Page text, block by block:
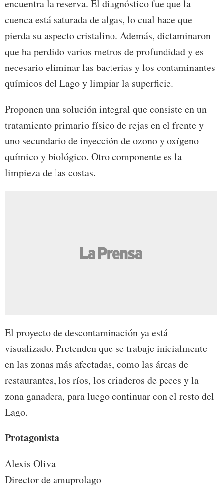
encuentra la reserva. El diagnóstico fue que la
cuenca está saturada de algas, lo cual hace que
pierda su aspecto cristalino. Además, dictaminaron
que ha perdido varios metros de profundidad y es
necesario eliminar las bacterias y los contaminantes
químicos del Lago y limpiar la superficie.
Proponen una solución integral que consiste en un
tratamiento primario físico de rejas en el frente y
uno secundario de inyección de ozono y oxígeno
químico y biológico. Otro componente es la
limpieza de las costas.
El proyecto de descontaminación ya está
visualizado. Pretenden que se trabaje inicialmente
en las zonas más afectadas, como las áreas de
restaurantes, los ríos, los criaderos de peces y la
zona ganadera, para luego continuar con el resto del
Lago.
Protagonista
Alexis Oliva
Director de amuprolago